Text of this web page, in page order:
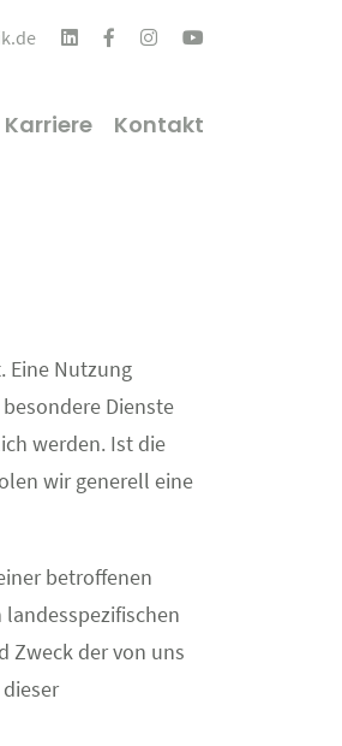
Karriere Kontakt
Eine Nutzung
Dienste
werden. Ist die
wir generell eine
betroffenen
Zweck der von uns